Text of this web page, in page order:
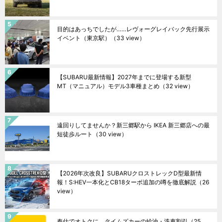
目的はあっちでしたが……レヴォーグレイバック先行展示
イベント（東京駅）
（33 view）
【SUBARU最新情報】2027年までに登場する新型
MT（マニュアル）モデル3車種まとめ （32 view）
遠回りしてませんか？新三郷駅から IKEA 新三郷店への最
短徒歩ルート
（30 view）
【2026年次改良】SUBARUクロストレックD型最新情
報！S:HEV一本化とCB18ターボ追加の噂を徹底解説 （26
view）